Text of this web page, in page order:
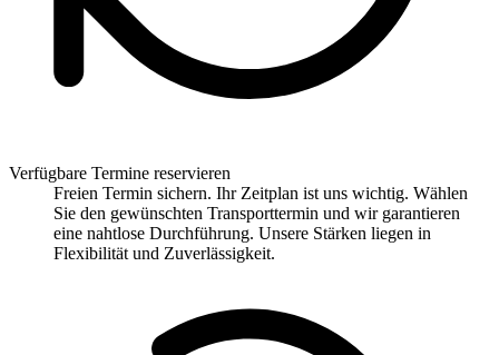
Verfügbare Termine reservieren
Freien Termin sichern. Ihr Zeitplan ist uns wichtig. Wählen
Sie den gewünschten Transporttermin und wir garantieren
eine nahtlose Durchführung. Unsere Stärken liegen in
Flexibilität und Zuverlässigkeit.